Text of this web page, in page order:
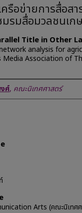
ครือข่ายการสื่อ
รมสื่อมวลชนเก
Title in Other
analysis for
Media Association of
ศ์, คณะนิเทศศาสตร์
Arts (คณะนิเทศ